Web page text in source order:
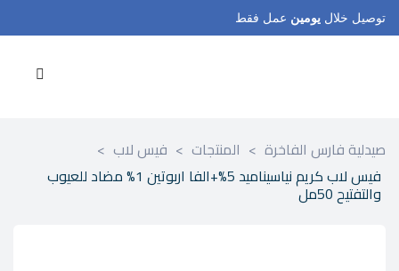
توصيل خلال يومين عمل فقط
صيدلية فارس الفاخرة > المنتجات > فيس لاب >
فيس لاب كريم نياسيناميد 5%+الفا اربوتين 1% مضاد للعيوب
والتفتيح 50مل